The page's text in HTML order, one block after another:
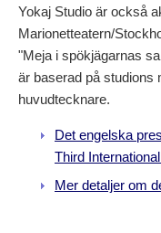
Yokaj Studio är också
Marionetteatern/
"Meja i spökjägarnas
är baserad på studions
huvudtecknare.
Det engelska
Third
Mer detaljer om